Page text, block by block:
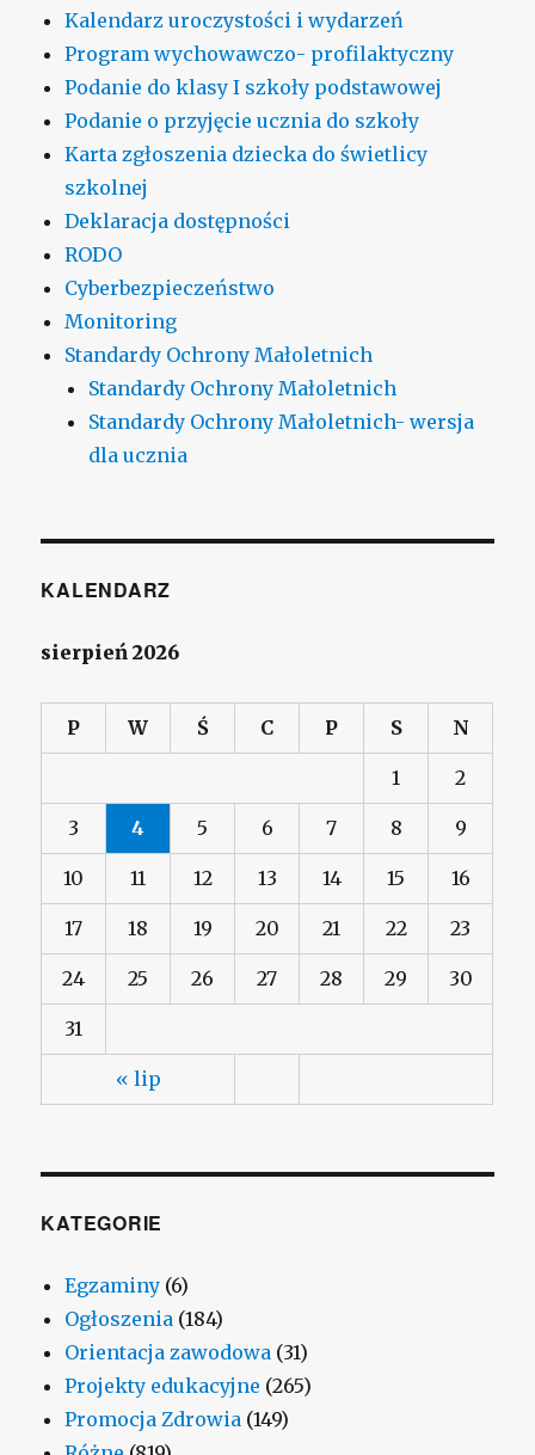
Kalendarz uroczystości i wydarzeń
Program wychowawczo- profilaktyczny
Podanie do klasy I szkoły podstawowej
Podanie o przyjęcie ucznia do szkoły
Karta zgłoszenia dziecka do świetlicy
szkolnej
Deklaracja dostępności
RODO
Cyberbezpieczeństwo
Monitoring
Standardy Ochrony Małoletnich
Standardy Ochrony Małoletnich
Standardy Ochrony Małoletnich- wersja
dla ucznia
KALENDARZ
sierpień 2026
P W Ś C P S N
« lip
1 2
3 4 5 6 7 8 9
10 11 12 13 14 15 16
17 18 19 20 21 22 23
24 25 26 27 28 29 30
31
KATEGORIE
Egzaminy (6)
Ogłoszenia (184)
Orientacja zawodowa (31)
Projekty edukacyjne (265)
Promocja Zdrowia (149)